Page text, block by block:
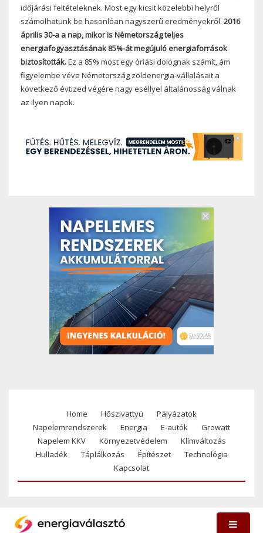
időjárási feltételeknek. Most egy kicsit közelebbi helyről
számolhatunk be hasonlóan nagyszerű eredményekről. 2016
április 30-a a nap, mikor is Németország teljes
energiafogyasztásának 85%-át megújuló energiaforrások
biztosították.Ez a 85% most egy óriási dolognak számít, ám
figyelembe véve Németország zöldenergia-vállalásait a
következő évtized végére nagy eséllyel általánosság válnak
az ilyen napok.
Footer
menu
Home Hőszivattyú
Pályázatok
Napelemrendszerek
Energia E-autók
Growatt
Napelem KKV
Környezetvédelem
Klímváltozás
Hulladék
Táplálkozás Építészet
Technológia
Kapcsolat